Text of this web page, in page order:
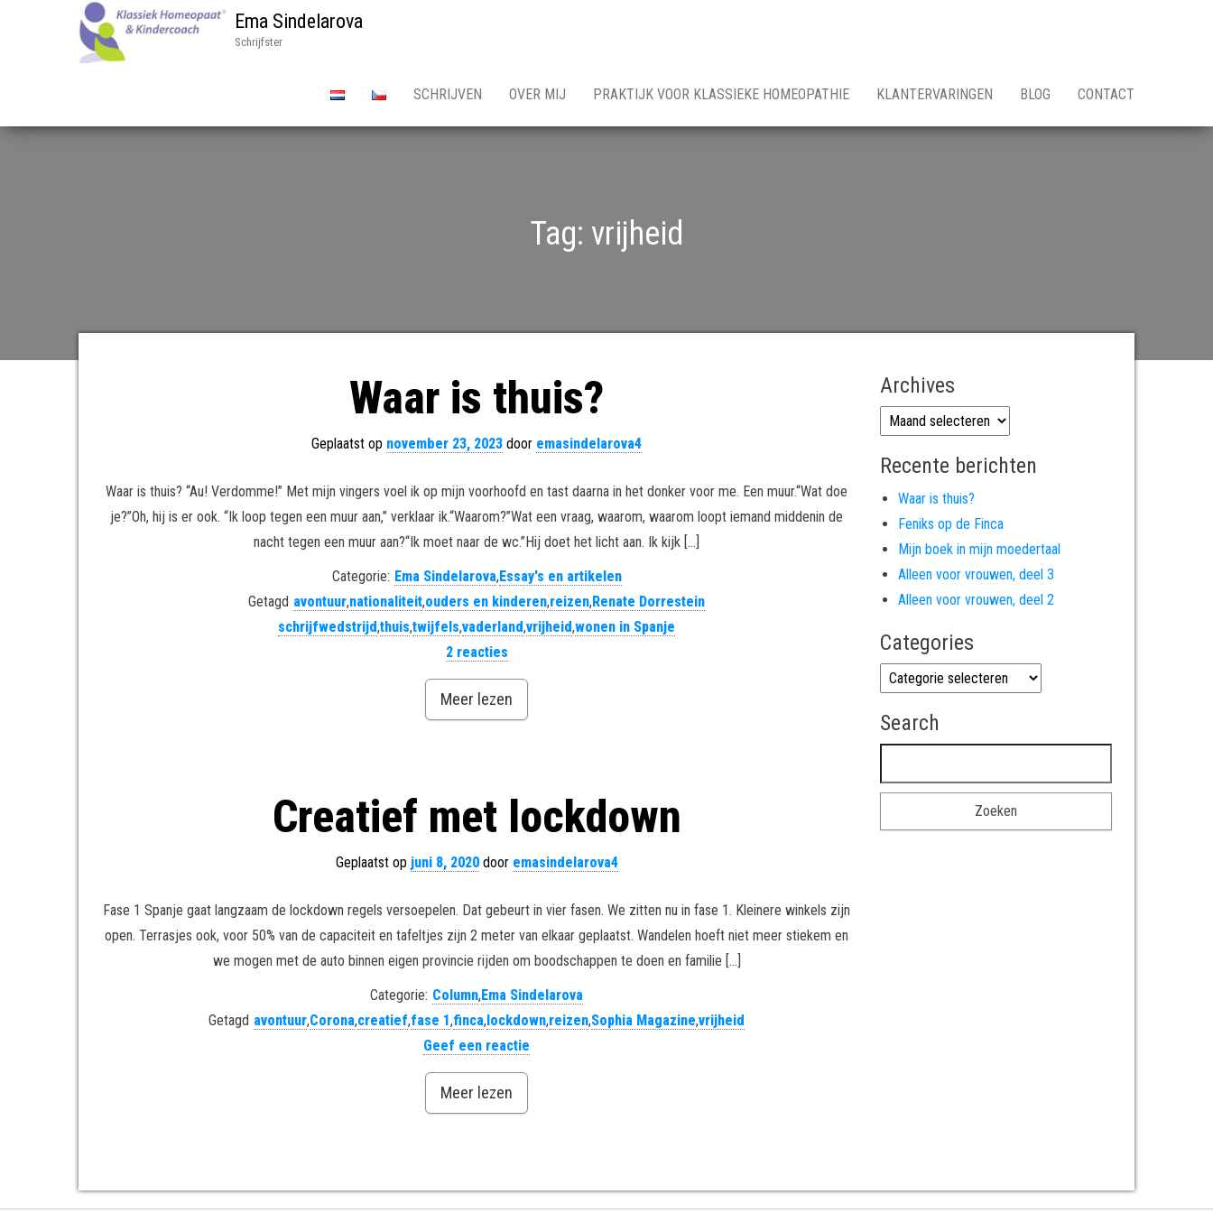
Ema Sindelarova
Schrijfster
SCHRIJVEN OVER MIJ PRAKTIJK VOOR KLASSIEKE HOMEOPATHIE KLANTERVARINGEN BLOG CONTACT
Tag: vrijheid
Waar is thuis?
Geplaatst op november 23, 2023 door emasindelarova4
Waar is thuis? “Au! Verdomme!” Met mijn vingers voel ik op mijn voorhoofd en tast daarna in het donker voor me. Een muur.“Wat doe
je?”Oh, hij is er ook. “Ik loop tegen een muur aan,” verklaar ik.“Waarom?”Wat een vraag, waarom, waarom loopt iemand middenin de
nacht tegen een muur aan?“Ik moet naar de wc.”Hij doet het licht aan. Ik kijk […]
Categorie: Ema Sindelarova,Essay's en artikelen
Getagd avontuur,nationaliteit,ouders en kinderen,reizen,Renate Dorrestein
schrijfwedstrijd,thuis,twijfels,vaderland,vrijheid,wonen in Spanje
2 reacties
Meer lezen
Creatief met lockdown
Geplaatst op juni 8, 2020door emasindelarova4
Fase 1 Spanje gaat langzaam de lockdown regels versoepelen. Dat gebeurt in vier fasen. We zitten nu in fase 1. Kleinere winkels zijn
open. Terrasjes ook, voor 50% van de capaciteit en tafeltjes zijn 2 meter van elkaar geplaatst. Wandelen hoeft niet meer stiekem en
we mogen met de auto binnen eigen provincie rijden om boodschappen te doen en familie […]
Categorie: Column,Ema Sindelarova
Getagd avontuur,Corona,creatief,fase 1,finca,lockdown,reizen,Sophia Magazine,vrijheid
Geef een reactie
Meer lezen
Archives
Archives
Recente berichten
Waar is thuis?
Feniks op de Finca
Mijn boek in mijn moedertaal
Alleen voor vrouwen, deel 3
Alleen voor vrouwen, deel 2
Categories
Categories
Search